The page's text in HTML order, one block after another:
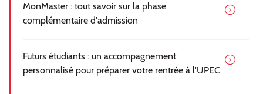
MonMaster : tout savoir sur la phase
complémentaire d'admission
Futurs étudiants : un accompagnement
personnalisé pour préparer votre rentrée à l'UPEC